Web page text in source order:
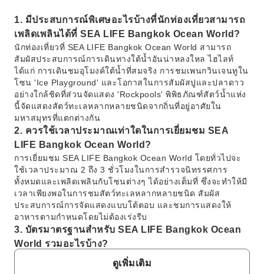
1. มีประสบการณ์พิเศษอะไรบ้างที่นักท่องเที่ยวสามารถ
เพลิดเพลินได้ที่ SEA LIFE Bangkok Ocean World?
นักท่องเที่ยวที่ SEA LIFE Bangkok Ocean World สามารถ
สัมผัสประสบการณ์การเดินทางใต้น้ำอันน่าหลงใหล ไฮไลท์
ได้แก่ การเดินชมอุโมงค์ใต้น้ำที่สมจริง การชมเพนกวินเจนทูใน
โซน 'Ice Playground' และโอกาสในการสัมผัสปูและปลาดาว
อย่างใกล้ชิดที่ส่วนจัดแสดง 'Rockpools' พิพิธภัณฑ์สัตว์น้ำแห่ง
นี้จัดแสดงสัตว์ทะเลหลากหลายชนิดจากถิ่นที่อยู่อาศัยใน
มหาสมุทรที่แตกต่างกัน
2. ควรใช้เวลาประมาณเท่าใดในการเยี่ยมชม SEA
LIFE Bangkok Ocean World?
การเยี่ยมชม SEA LIFE Bangkok Ocean World โดยทั่วไปจะ
ใช้เวลาประมาณ 2 ถึง 3 ชั่วโมงในการสำรวจนิทรรศการ
ทั้งหมดและเพลิดเพลินกับโซนต่างๆ ได้อย่างเต็มที่ ซึ่งจะทำให้มี
เวลาเพียงพอในการชมสัตว์ทะเลหลากหลายชนิด สัมผัส
ประสบการณ์การจัดแสดงแบบโต้ตอบ และชมการแสดงให้
อาหารตามกำหนดโดยไม่ต้องเร่งรีบ
3. บัตรมาตรฐานสำหรับ SEA LIFE Bangkok Ocean
World รวมอะไรบ้าง?
บัตรมาตรฐานสำหรับ SEA LIFE Bangkok Ocean World โดย
ทั่วไปจะให้สิทธิ์เข้าชมโซนนิทรรศการหลักทั้งหมด ซึ่งรวมถึง
ดูเพิ่มเติม